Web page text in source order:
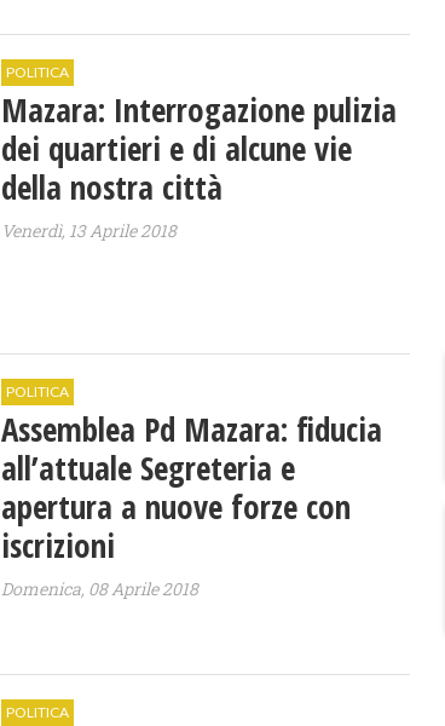
POLITICA
Mazara: Interrogazione pulizia
dei quartieri e di alcune vie
della nostra città
Venerdì, 13 Aprile 2018
POLITICA
Assemblea Pd Mazara: fiducia
all’attuale Segreteria e
apertura a nuove forze con
iscrizioni
Domenica, 08 Aprile 2018
POLITICA